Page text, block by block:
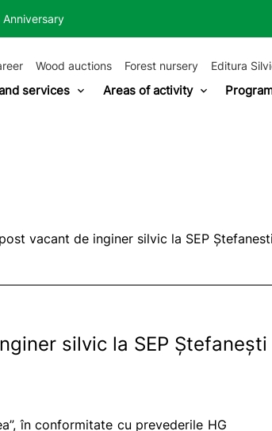
Anniversary
Wood auctions Forest nursery Editura
services Areas of activity
vacant de inginer silvic la SEP
silvic la SEP Ștefanești
în conformitate cu prevederile HG